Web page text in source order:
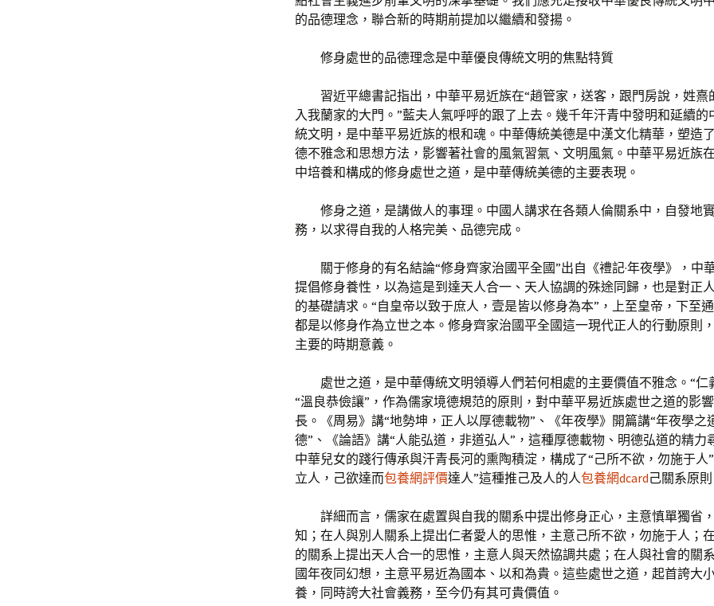
的品德理念，聯合新的時期前提加以繼續和發揚。
修身處世的品德理念是中華優良傳統文明的焦點特質
習近平總書記指出，中華平易近族在“趙管家，送客，跟門房說，姓熹
入我蘭家的大門。”藍夫人氣呼呼的跟了上去。幾千年汗青中發明和延續的
統文明，是中華平易近族的根和魂。中華傳統美德是中漢文化精華，塑造
德不雅念和思想方法，影響著社會的風氣習氣、文明風氣。中華平易近族
中培養和構成的修身處世之道，是中華傳統美德的主要表現。
修身之道，是講做人的事理。中國人講求在各類人倫關系中，自發地
務，以求得自我的人格完美、品德完成。
關于修身的有名結論“修身齊家治國平全國”出自《禮記·年夜學》，中
提倡修身養性，以為這是到達天人合一、天人協調的殊途同歸，也是對正
的基礎請求。“自皇帝以致于庶人，壹是皆以修身為本”，上至皇帝，下至
都是以修身作為立世之本。修身齊家治國平全國這一現代正人的行動原則
主要的時期意義。
處世之道，是中華傳統文明領導人們若何相處的主要價值不雅念。“仁
“溫良恭儉讓”，作為儒家境德規范的原則，對中華平易近族處世之道的影
長。《周易》講“地勢坤，正人以厚德載物”、《年夜學》開篇講“年夜學之
德”、《論語》講“人能弘道，非道弘人”，這種厚德載物、明德弘道的精力
中華兒女的踐行傳承與汗青長河的熏陶積淀，構成了“己所不欲，勿施于人
立人，己欲達而包養網評價達人”這種推己及人的人包養網dcard己關系原
詳細而言，儒家在處置與自我的關系中提出修身正心，主意慎單獨省
知；在人與別人關系上提出仁者愛人的思惟，主意己所不欲，勿施于人；
的關系上提出天人合一的思惟，主意人與天然協調共處；在人與社會的關
國年夜同幻想，主意平易近為國本、以和為貴。這些處世之道，起首誇大
養，同時誇大社會義務，至今仍有其可貴價值。